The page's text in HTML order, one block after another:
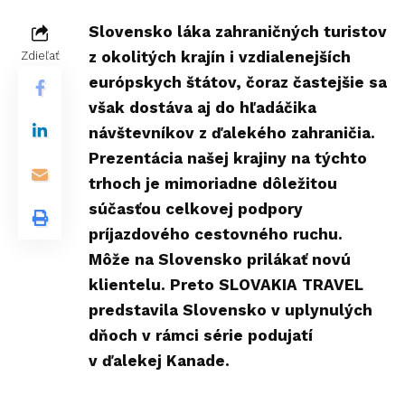
Zdieľať
Slovensko láka zahraničných turistov
z okolitých krajín i vzdialenejších
európskych štátov, čoraz častejšie sa
však dostáva aj do hľadáčika
návštevníkov z ďalekého zahraničia.
Prezentácia našej krajiny na týchto
trhoch je mimoriadne dôležitou
súčasťou celkovej podpory
príjazdového cestovného ruchu.
Môže na Slovensko prilákať novú
klientelu. Preto SLOVAKIA TRAVEL
predstavila Slovensko v uplynulých
dňoch v rámci série podujatí
v ďalekej Kanade.